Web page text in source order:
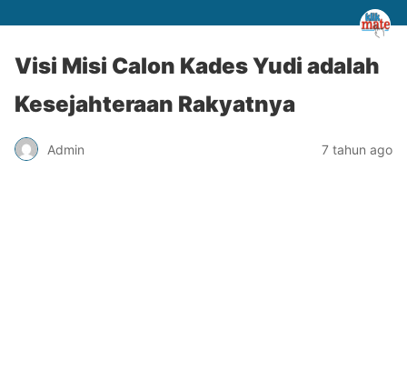
Visi Misi Calon Kades Yudi adalah
Kesejahteraan Rakyatnya
Admin 7 tahun ago